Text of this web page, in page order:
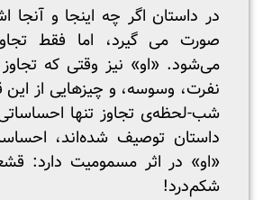
در داستان اگر چه اینجا و آنجا
صورت می گیرد، اما فقط
می‌شود. «او» نیز وقتی که
نفرت، وسوسه، و چیزهایی از
شب-لحظه‌ی تجاوز تنها
داستان توصیف شده‌اند،
«او» در اثر مسمومیت دارد:
شکم‌درد!